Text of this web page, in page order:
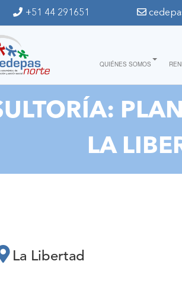
+51 44 291651
QUIÉNES SOMOS
LA
La Libertad